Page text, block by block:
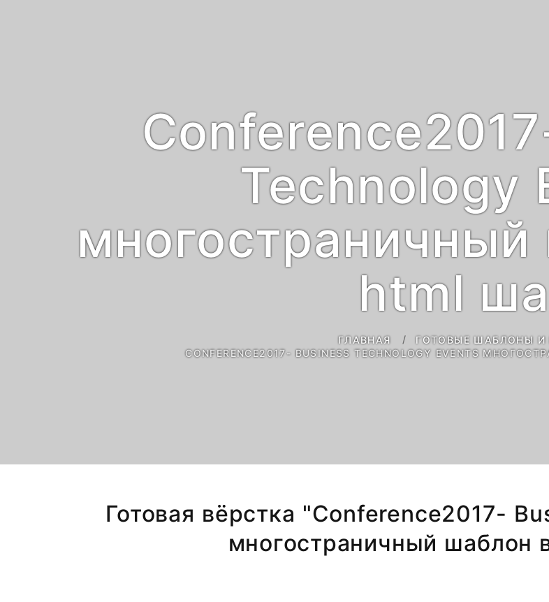
Technology
html
ГЛАВНАЯ
ГОТОВЫЕ ШАБЛОНЫ И
CONFERENCE2017- BUSINESS TECHNOLOGY EVENTS
Готовая вёрстка "Conference2017-
многостраничный шаблон